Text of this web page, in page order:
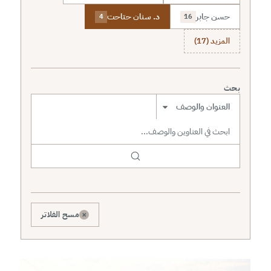
حسن جابر 16 د. سنان حتاحت 4
المزيد (17)
بحث
نطاق البحث
× مسح الفلاتر